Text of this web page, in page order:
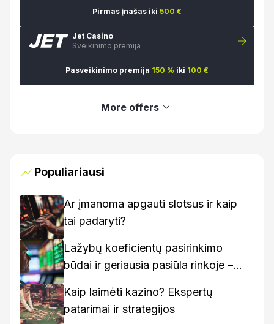
Pirmas įnašas iki 500 €
Jet Casino
Sveikinimo premija
Pasveikinimo premija 150 % iki 100 €
More offers
Populiariausi
Ar įmanoma apgauti slotsus ir kaip
tai padaryti?
Lažybų koeficientų pasirinkimo
būdai ir geriausia pasiūla rinkoje –
Kaip laimėti kazino? Ekspertų
patarimai ir strategijos